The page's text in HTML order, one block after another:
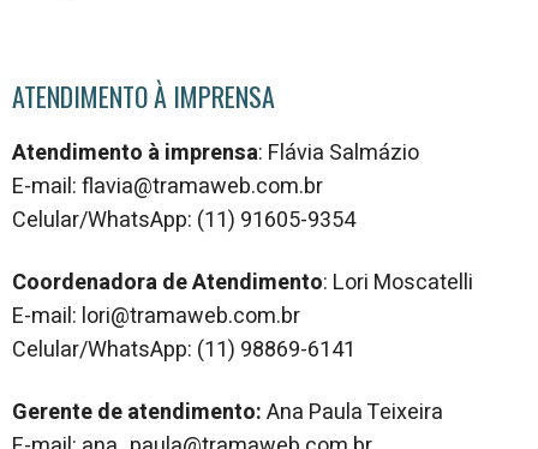
ATENDIMENTO À IMPRENSA
Atendimento à imprensa: Flávia Salmázio
E-mail: flavia@tramaweb.com.br
Celular/WhatsApp: (11) 91605-9354
Coordenadora de Atendimento: Lori Moscatelli
E-mail: lori@tramaweb.com.br
Celular/WhatsApp: (11) 98869-6141
Gerente de atendimento:Ana Paula Teixeira